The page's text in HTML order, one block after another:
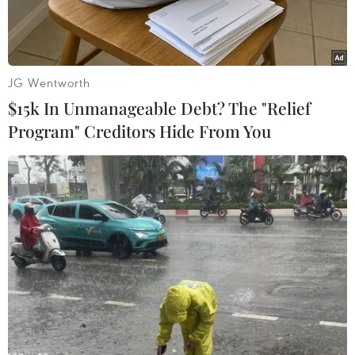
Công ty Cổ phần Hợp kim sắt Hà Giang gấp rút xử lý các thiết
bị hư hỏng nhằm đảm bảo vận hành an toàn, hạn chế phát tán
bụi, khí thải ra môi trường. (Ảnh: Đức Thọ/TTXVN)
Sau khi tiếp nhận thông tin phản ánh của người
dân và nội dung lan truyền trên mạng xã hội về
tình trạng phát tán khói bụi tại Khu công nghiệp
JG Wentworth
$15k In Unmanageable Debt? The "Relief
Program" Creditors Hide From You